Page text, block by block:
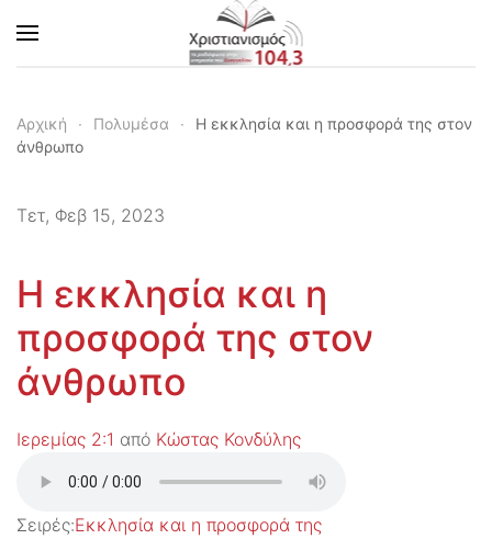
Skip to main content
Αρχική Πολυμέσα
Η εκκλησία και η προσφορά της στον
άνθρωπο
Τετ, Φεβ 15, 2023
Η εκκλησία και η
προσφορά της στον
άνθρωπο
Ιερεμίας 2:1 από Κώστας Κονδύλης
Σειρές:Εκκλησία και η προσφορά της